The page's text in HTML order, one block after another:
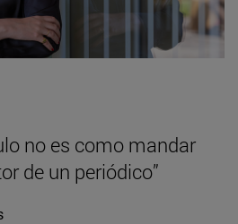
no es como mandar
de un periódico”